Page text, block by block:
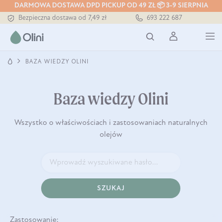
DARMOWA DOSTAWA DPD PICKUP OD 49 ZŁ 📦 3-9 SIERPNIA
Bezpieczna dostawa od 7,49 zł
Darmowa dostawa od 199 zł
Tłoczony zawsze na zimno
693 222 687
BAZA WIEDZY OLINI
Baza wiedzy Olini
Wszystko o właściwościach i zastosowaniach naturalnych
olejów
SZUKAJ
Zastosowanie: